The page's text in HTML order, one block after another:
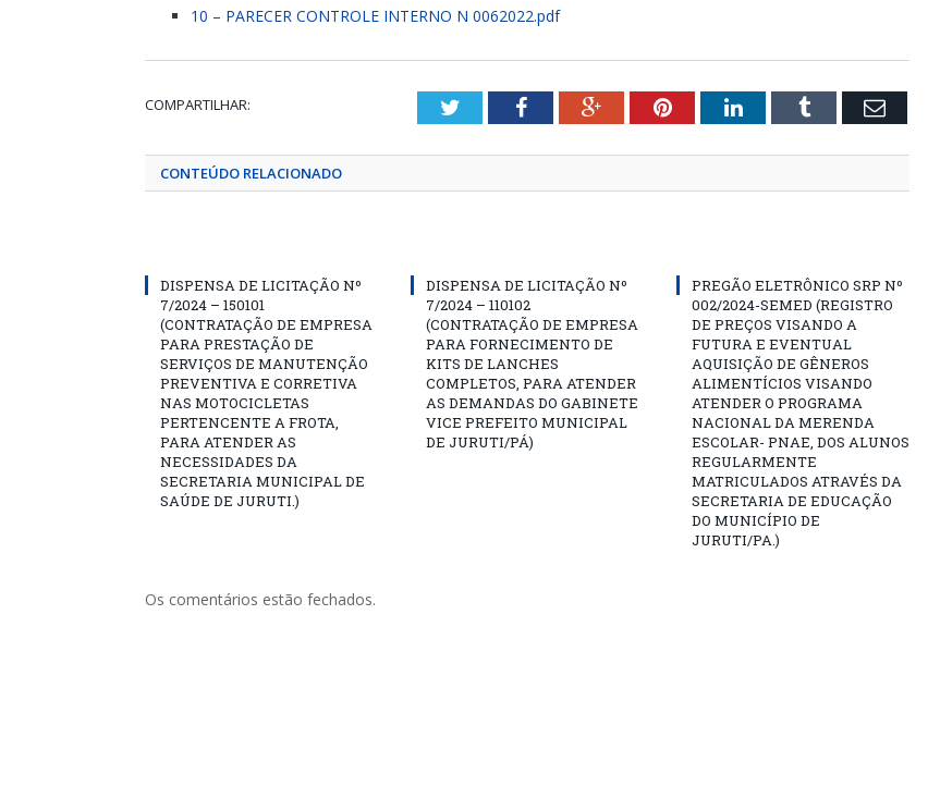
10 – PARECER CONTROLE INTERNO N 0062022.pdf
COMPARTILHAR: TwitterFacebookGoogle+PinterestLinkedInTumblr Email
CONTEÚDO RELACIONADO
DISPENSA DE LICITAÇÃO Nº
7/2024 – 150101
(CONTRATAÇÃO DE EMPRESA
PARA PRESTAÇÃO DE
SERVIÇOS DE MANUTENÇÃO
PREVENTIVA E CORRETIVA
NAS MOTOCICLETAS
PERTENCENTE A FROTA,
PARA ATENDER AS
NECESSIDADES DA
SECRETARIA MUNICIPAL DE
SAÚDE DE JURUTI.)
DISPENSA DE LICITAÇÃO Nº
7/2024 – 110102
(CONTRATAÇÃO DE EMPRESA
PARA FORNECIMENTO DE
KITS DE LANCHES
COMPLETOS, PARA ATENDER
AS DEMANDAS DO GABINETE
VICE PREFEITO MUNICIPAL
DE JURUTI/PÁ)
PREGÃO ELETRÔNICO SRP Nº
002/2024-SEMED (REGISTRO
DE PREÇOS VISANDO A
FUTURA E EVENTUAL
AQUISIÇÃO DE GÊNEROS
ALIMENTÍCIOS VISANDO
ATENDER O PROGRAMA
NACIONAL DA MERENDA
ESCOLAR- PNAE, DOS ALUNOS
REGULARMENTE
MATRICULADOS ATRAVÉS DA
SECRETARIA DE EDUCAÇÃO
DO MUNICÍPIO DE
JURUTI/PA.)
Os comentários estão fechados.